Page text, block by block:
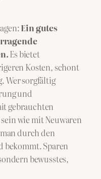
Ein gutes
Es bietet
Kosten, schont
Wer sorgfältig
und
gebrauchten
wie mit Neuwaren
durch den
bekommt. Sparen
bewusstes,